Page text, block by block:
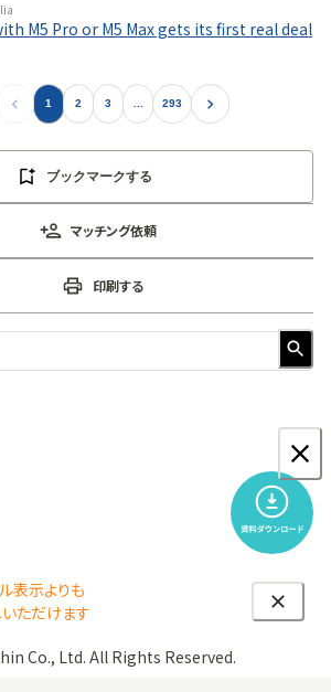
M5 Pro or M5 Max gets its first real deal
1 2 3 293
ブックマークする
マッチング依頼
印刷する
Co., Ltd. All Rights Reserved.
表示よりも
ただけます